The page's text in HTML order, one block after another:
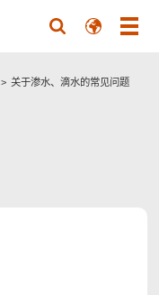
关于渗水、滴水的常见问题